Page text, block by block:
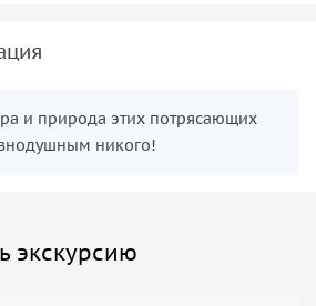
и природа этих потрясающих
никого!
экскурсию